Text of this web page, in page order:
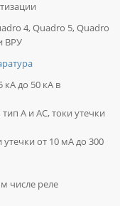
4, Quadro 5, Quadro
ВРУ
кА до 50 кА в
А и АС, токи утечки
от 10 мА до 300
числе реле